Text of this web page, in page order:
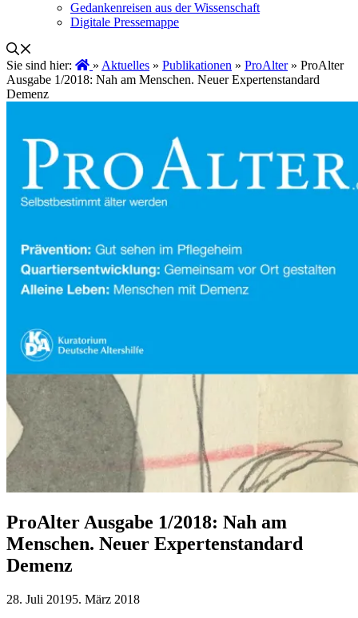
Gedankenreisen aus der Wissenschaft
Digitale Pressemappe
Sie sind hier: » Aktuelles » Publikationen » ProAlter» ProAlter
Ausgabe 1/2018: Nah am Menschen. Neuer Expertenstandard
Demenz
ProAlter Ausgabe 1/2018: Nah am
Menschen. Neuer Expertenstandard
Demenz
28. Juli 20195. März 2018